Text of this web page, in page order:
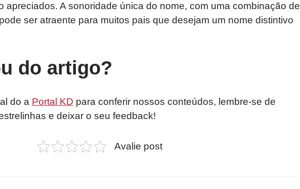
apreciados. A sonoridade única do nome, com uma combinação de
ser atraente para muitos pais que desejam um nome distintivo
do artigo?
do a Portal KD para conferir nossos conteúdos, lembre-se de
e deixar o seu feedback!
Avalie post